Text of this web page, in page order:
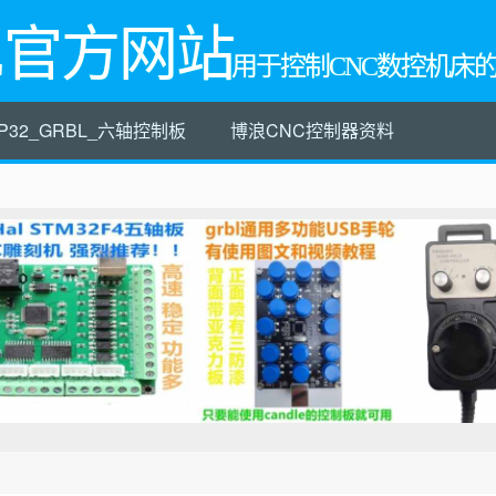
方网站用于控制CNC数控机床
六轴控制板 博浪CNC控制器资料